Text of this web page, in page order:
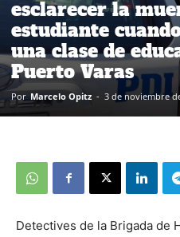
esclarecer la
estudiante
una clase de
Puerto Varas
Por Marcelo Opitz - 3 de noviembre
Detectives de la Brigada de